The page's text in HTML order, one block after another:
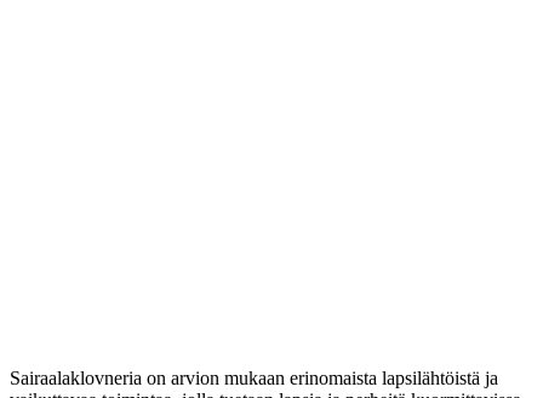
Sairaalaklovneria on arvion mukaan erinomaista lapsilähtöistä ja